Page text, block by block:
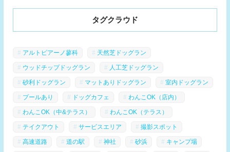
タグクラウド
アルトピアーノ蓼科 天然芝ドッグラン
ウッドチップドッグラン 人工芝ドッグラン
砂利ドッグラン マットありドッグラン 室内ドッグラン
プールあり ドッグカフェ わんこOK（店内）
わんこOK（中&テラス） わんこOK（テラス）
テイクアウト サービスエリア 撮影スポット
高速道路 道の駅 神社 砂浜 キャンプ場